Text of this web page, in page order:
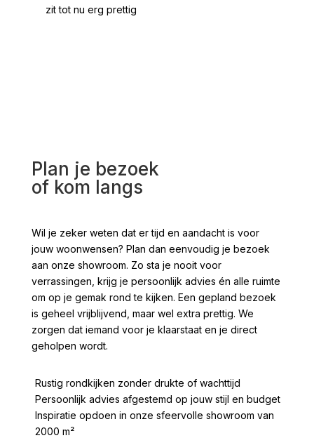
zit tot nu erg prettig
Plan je bezoek
of kom langs
Wil je zeker weten dat er tijd en aandacht is voor
jouw woonwensen? Plan dan eenvoudig je bezoek
aan onze showroom. Zo sta je nooit voor
verrassingen, krijg je persoonlijk advies én alle ruimte
om op je gemak rond te kijken. Een gepland bezoek
is geheel vrijblijvend, maar wel extra prettig. We
zorgen dat iemand voor je klaarstaat en je direct
geholpen wordt.
Rustig rondkijken zonder drukte of wachttijd
Persoonlijk advies afgestemd op jouw stijl en budget
Inspiratie opdoen in onze sfeervolle showroom van
2000 m²